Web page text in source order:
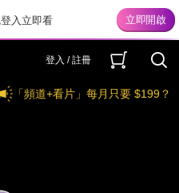
入立即看
登入 / 註冊
「頻道+看片」每月只要 $199？